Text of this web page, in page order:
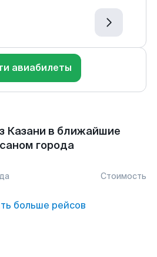
авиабилеты
Казани в ближайшие
города
Стоимость
больше рейсов